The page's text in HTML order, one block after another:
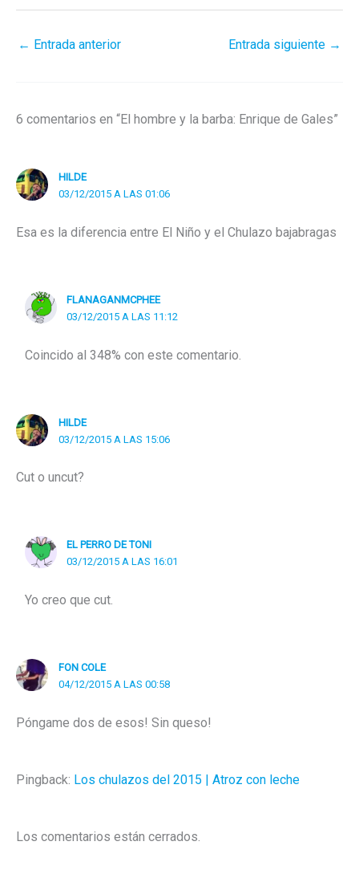
← Entrada anterior Entrada siguiente →
6 comentarios en “El hombre y la barba: Enrique de Gales”
HILDE
03/12/2015 A LAS 01:06
Esa es la diferencia entre El Niño y el Chulazo bajabragas
FLANAGANMCPHEE
03/12/2015 A LAS 11:12
Coincido al 348% con este comentario.
HILDE
03/12/2015 A LAS 15:06
Cut o uncut?
EL PERRO DE TONI
03/12/2015 A LAS 16:01
Yo creo que cut.
FON COLE
04/12/2015 A LAS 00:58
Póngame dos de esos! Sin queso!
Pingback: Los chulazos del 2015 | Atroz con leche
Los comentarios están cerrados.